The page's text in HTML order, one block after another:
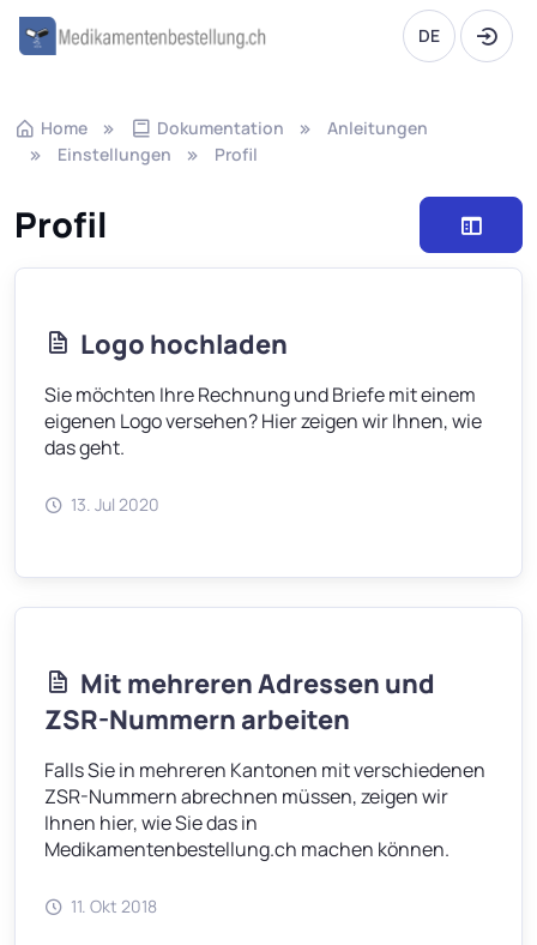
DE
Home Dokumentation
Anleitungen
Einstellungen
Profil
Profil
Logo hochladen
Sie möchten Ihre Rechnung und Briefe mit einem
eigenen Logo versehen? Hier zeigen wir Ihnen, wie
das geht.
13. Jul 2020
Mit mehreren Adressen und
ZSR-Nummern arbeiten
Falls Sie in mehreren Kantonen mit verschiedenen
ZSR-Nummern abrechnen müssen, zeigen wir
Ihnen hier, wie Sie das in
Medikamentenbestellung.ch machen können.
11. Okt 2018